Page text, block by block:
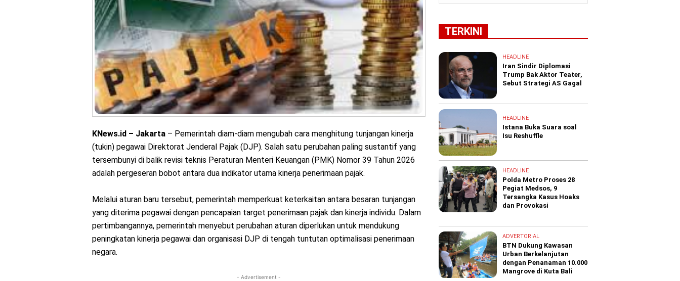
KNews.id – Jakarta – Pemerintah diam-diam mengubah cara menghitung tunjangan kinerja
(tukin) pegawai Direktorat Jenderal Pajak (DJP). Salah satu perubahan paling sustantif yang
tersembunyi di balik revisi teknis Peraturan Menteri Keuangan (PMK) Nomor 39 Tahun 2026
adalah pergeseran bobot antara dua indikator utama kinerja penerimaan pajak.
Melalui aturan baru tersebut, pemerintah memperkuat keterkaitan antara besaran tunjangan
yang diterima pegawai dengan pencapaian target penerimaan pajak dan kinerja individu. Dalam
pertimbangannya, pemerintah menyebut perubahan aturan diperlukan untuk mendukung
peningkatan kinerja pegawai dan organisasi DJP di tengah tuntutan optimalisasi penerimaan
negara.
- Advertisement -
TERKINI
HEADLINE
Iran Sindir Diplomasi
Trump Bak Aktor Teater,
Sebut Strategi AS Gagal
HEADLINE
Istana Buka Suara soal
Isu Reshuffle
HEADLINE
Polda Metro Proses 28
Pegiat Medsos, 9
Tersangka Kasus Hoaks
dan Provokasi
ADVERTORIAL
BTN Dukung Kawasan
Urban Berkelanjutan
dengan Penanaman 10.000
Mangrove di Kuta Bali